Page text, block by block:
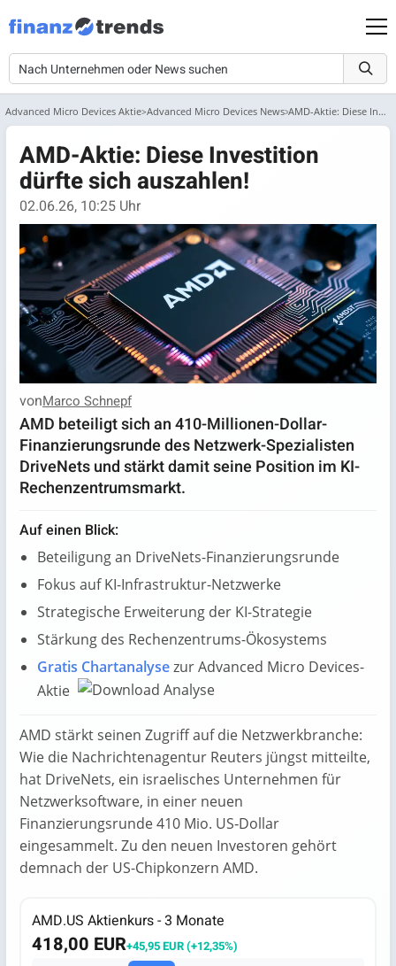
Advanced Micro Devices Aktie Advanced Micro Devices News AMD-Aktie: Diese Investition dürfte sich auszahlen!
AMD-Aktie: Diese Investition
dürfte sich auszahlen!
02.06.26, 10:25 Uhr
vonMarco Schnepf
AMD beteiligt sich an 410-Millionen-Dollar-
Finanzierungsrunde des Netzwerk-Spezialisten
DriveNets und stärkt damit seine Position im KI-
Rechenzentrumsmarkt.
Auf einen Blick:
Beteiligung an DriveNets-Finanzierungsrunde
Fokus auf KI-Infrastruktur-Netzwerke
Strategische Erweiterung der KI-Strategie
Stärkung des Rechenzentrums-Ökosystems
Gratis Chartanalysezur Advanced Micro Devices-
Aktie
AMD stärkt seinen Zugriff auf die Netzwerkbranche:
Wie die Nachrichtenagentur Reuters jüngst mitteilte,
hat DriveNets, ein israelisches Unternehmen für
Netzwerksoftware, in einer neuen
Finanzierungsrunde 410 Mio. US‑Dollar
eingesammelt. Zu den neuen Investoren gehört
demnach der US-Chipkonzern AMD.
AMD.US Aktienkurs - 3 Monate
418,00 EUR+45,95 EUR (+12,35%)